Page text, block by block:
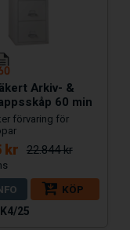
Arkiv- &
60 min
förvaring för
kr 22.844 kr
KÖP
25